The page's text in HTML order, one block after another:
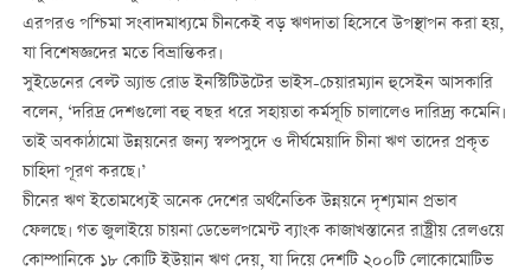
এরপরও পশ্চিমা সংবাদমাধ্যমে চীনকেই বড় ঋণদাতা হিসেবে উপস্থাপন করা হয়,
যা বিশেষজ্ঞদের মতে বিভ্রান্তিকর।
সুইডেনের বেল্ট অ্যান্ড রোড ইনস্টিটিউটের ভাইস-চেয়ারম্যান হুসেইন আসকারি
বলেন, ‘দরিদ্র দেশগুলো বহু বছর ধরে সহায়তা কর্মসূচি চালালেও দারিদ্র্য কমেনি।
তাই অবকাঠামো উন্নয়নের জন্য স্বল্পসুদে ও দীর্ঘমেয়াদি চীনা ঋণ তাদের প্রকৃত
চাহিদা পূরণ করছে।’
চীনের ঋণ ইতোমধ্যেই অনেক দেশের অর্থনৈতিক উন্নয়নে দৃশ্যমান প্রভাব
ফেলছে। গত জুলাইয়ে চায়না ডেভেলপমেন্ট ব্যাংক কাজাখস্তানের রাষ্ট্রীয় রেলওয়ে
কোম্পানিকে ১৮ কোটি ইউয়ান ঋণ দেয়, যা দিয়ে দেশটি ২০০টি লোকোমোটিভ